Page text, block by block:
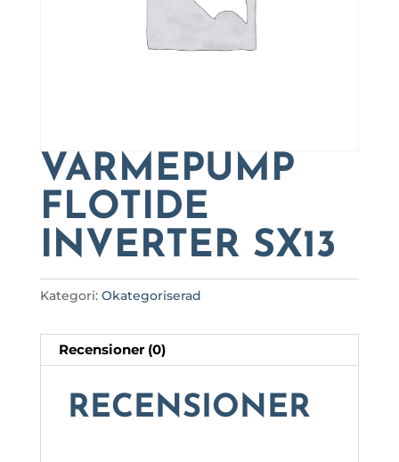
VÄRMEPUMP
FLOTIDE
INVERTER SX13
Kategori: Okategoriserad
Recensioner (0)
RECENSIONER